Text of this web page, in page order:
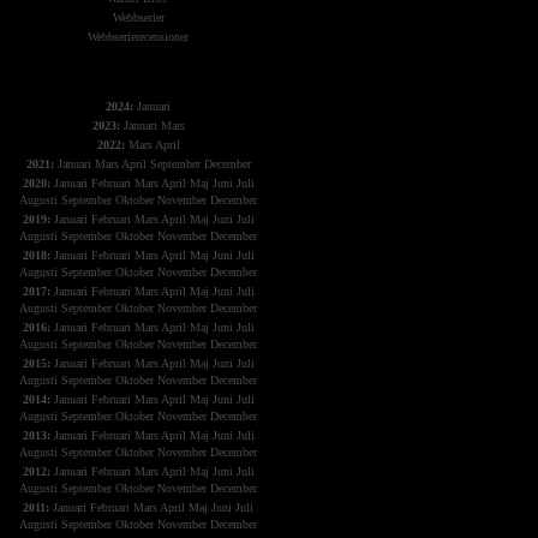
Webbserier
Webbserierecensioner
2024: Januari
2023: Januari Mars
2022: Mars April
2021: Januari Mars April September December
2020: Januari Februari Mars April Maj Juni Juli
Augusti September Oktober November December
2019: Januari Februari Mars April Maj Juni Juli
Augusti September Oktober November December
2018: Januari Februari Mars April Maj Juni Juli
Augusti September Oktober November December
2017: Januari Februari Mars April Maj Juni Juli
Augusti September Oktober November December
2016: Januari Februari Mars April Maj Juni Juli
Augusti September Oktober November December
2015: Januari Februari Mars April Maj Juni Juli
Augusti September Oktober November December
2014: Januari Februari Mars April Maj Juni Juli
Augusti September Oktober November December
2013: Januari Februari Mars April Maj Juni Juli
Augusti September Oktober November December
2012: Januari Februari Mars April Maj Juni Juli
Augusti September Oktober November December
2011: Januari Februari Mars April Maj Juni Juli
Augusti September Oktober November December